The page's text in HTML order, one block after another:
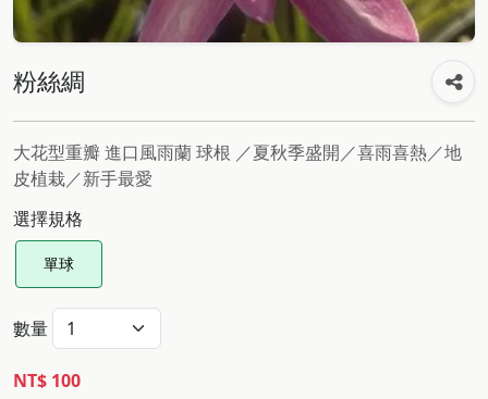
粉絲綢
大花型重瓣 進口風雨蘭 球根 ／夏秋季盛開／喜雨喜熱／地
皮植栽／新手最愛
選擇規格
單球
數量
NT$ 100